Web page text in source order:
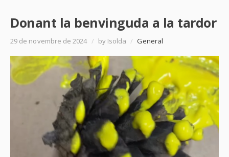
Donant la benvinguda a la tardor
29 de novembre de 2024 / by Isolda / General